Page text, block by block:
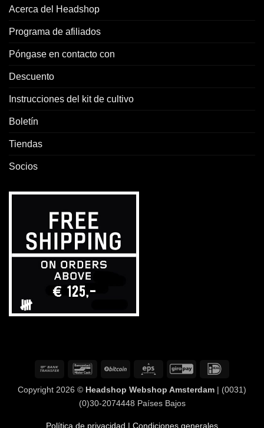
Acerca del Headshop
Programa de afiliados
Póngase en contacto con
Descuento
Instrucciones del kit de cultivo
Boletín
Tiendas
Socios
TransferenciaBancontactBitCoin Eps GiroPay
Copyright 2026 © Headshop Webshop Amsterdam | (0031)
(0)30-2074448 Países Bajos
Política de privacidad | Condiciones generales